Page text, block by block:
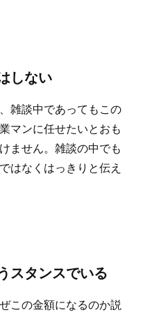
しない
雑談中であってもこの
マンに任せたいとおも
ません。雑談の中でも
はなくはっきりと伝え
スタンスでいる
この金額になるのか説